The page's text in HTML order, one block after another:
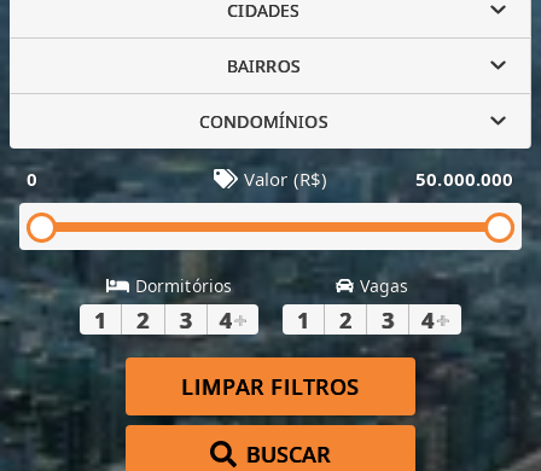
CIDADES
BAIRROS
CONDOMÍNIOS
0 Valor (R$) 50.000.000
Dormitórios
1 2 3 4+
Vagas
1 2 3 4+
LIMPAR FILTROS
BUSCAR